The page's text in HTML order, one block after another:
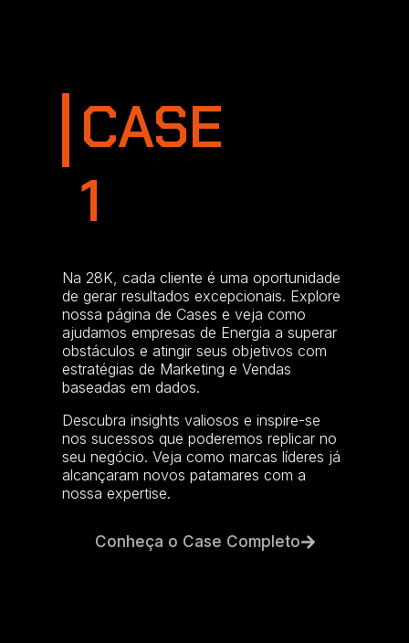
CASE
1
Na 28K, cada cliente é uma oportunidade
de gerar resultados excepcionais. Explore
nossa página de Cases e veja como
ajudamos empresas de Energia a superar
obstáculos e atingir seus objetivos com
estratégias de Marketing e Vendas
baseadas em dados.
Descubra insights valiosos e inspire-se
nos sucessos que poderemos replicar no
seu negócio. Veja como marcas líderes já
alcançaram novos patamares com a
nossa expertise.
Conheça o Case Completo